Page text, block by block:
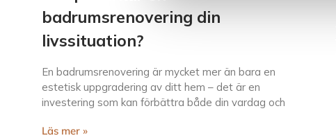
badrumsrenovering din
livssituation?
En badrumsrenovering är mycket mer än bara en
estetisk uppgradering av ditt hem – det är en
investering som kan förbättra både din vardag och
Läs mer »